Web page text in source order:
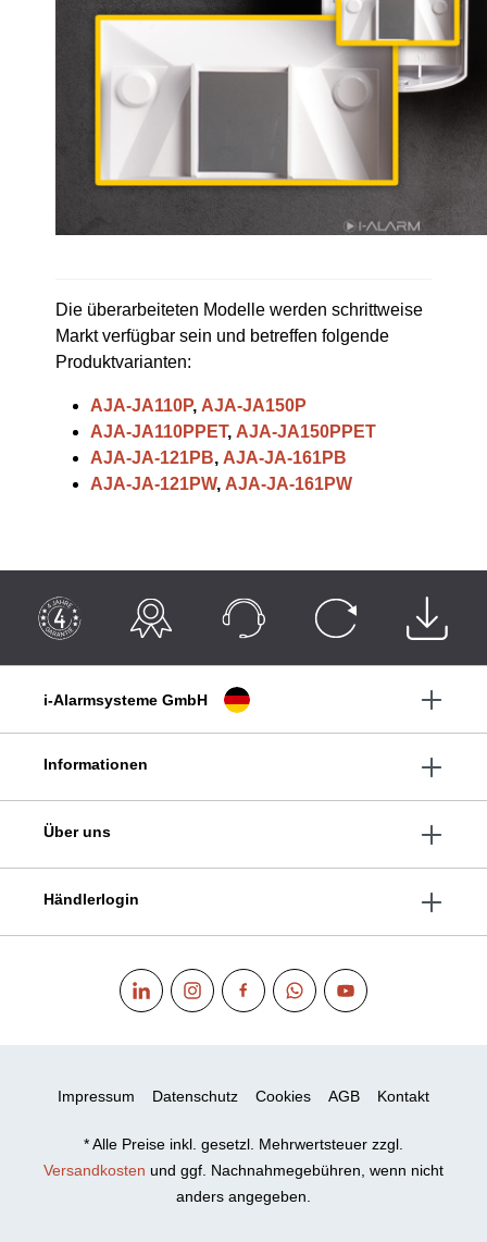
Die überarbeiteten Modelle werden schrittweise
Markt verfügbar sein und betreffen folgende
Produktvarianten:
AJA-JA110P, AJA-JA150P
AJA-JA110PPET, AJA-JA150PPET
AJA-JA-121PB, AJA-JA-161PB
AJA-JA-121PW, AJA-JA-161PW
i-Alarmsysteme GmbH
Informationen
Über uns
Händlerlogin
Impressum Datenschutz Cookies AGB Kontakt
* Alle Preise inkl. gesetzl. Mehrwertsteuer zzgl.
Versandkosten und ggf. Nachnahmegebühren, wenn nicht
anders angegeben.